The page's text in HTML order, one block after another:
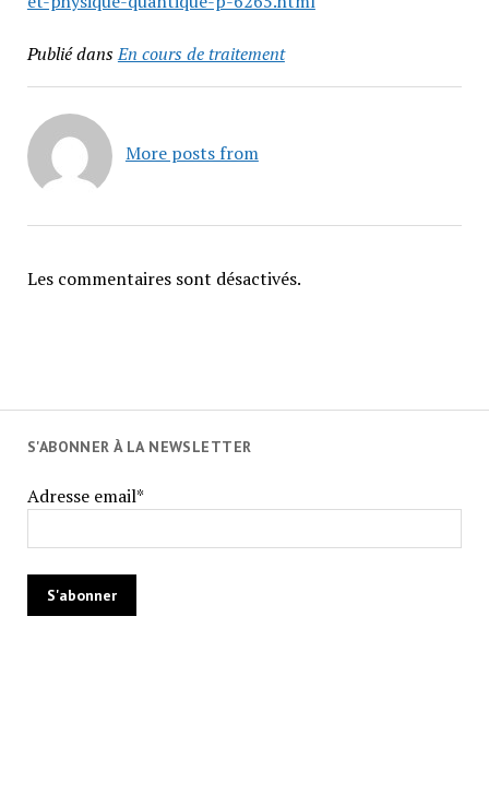
Publié dansEn cours de traitement
More posts from
Les commentaires sont désactivés.
S'ABONNER À LA NEWSLETTER
Adresse email*